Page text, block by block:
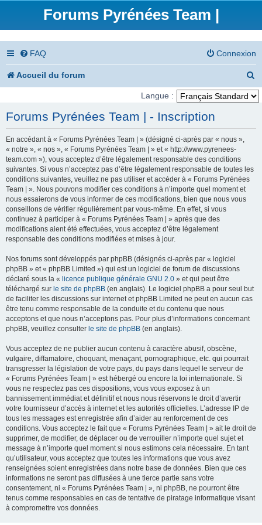
Forums Pyrénées Team |
FAQ Connexion
Accueil du forum
e
h
Langue :
Forums Pyrénées Team | - Inscription
En accédant à « Forums Pyrénées Team | » (désigné ci-après par « nous »,
« notre », « nos », « Forums Pyrénées Team | » et « http://www.pyrenees-
team.com »), vous acceptez d’être légalement responsable des conditions
suivantes. Si vous n’acceptez pas d’être légalement responsable de toutes les
conditions suivantes, veuillez ne pas utiliser et accéder à « Forums Pyrénées
Team | ». Nous pouvons modifier ces conditions à n’importe quel moment et
nous essaierons de vous informer de ces modifications, bien que nous vous
conseillons de vérifier régulièrement par vous-même. En effet, si vous
continuez à participer à « Forums Pyrénées Team | » après que des
modifications aient été effectuées, vous acceptez d’être légalement
responsable des conditions modifiées et mises à jour.
Nos forums sont développés par phpBB (désignés ci-après par « logiciel
phpBB » et « phpBB Limited ») qui est un logiciel de forum de discussions
déclaré sous la « licence publique générale GNU 2.0 » et qui peut être
téléchargé sur le site de phpBB (en anglais). Le logiciel phpBB a pour seul but
de faciliter les discussions sur internet et phpBB Limited ne peut en aucun cas
être tenu comme responsable de la conduite et du contenu que nous
acceptons et que nous n’acceptons pas. Pour plus d’informations concernant
phpBB, veuillez consulter le site de phpBB (en anglais).
Vous acceptez de ne publier aucun contenu à caractère abusif, obscène,
vulgaire, diffamatoire, choquant, menaçant, pornographique, etc. qui pourrait
transgresser la législation de votre pays, du pays dans lequel le serveur de
« Forums Pyrénées Team | » est hébergé ou encore la loi internationale. Si
vous ne respectez pas ces dispositions, vous vous exposez à un
bannissement immédiat et définitif et nous nous réservons le droit d’avertir
votre fournisseur d’accès à internet et les autorités officielles. L’adresse IP de
tous les messages est enregistrée afin d’aider au renforcement de ces
conditions. Vous acceptez le fait que « Forums Pyrénées Team | » ait le droit de
supprimer, de modifier, de déplacer ou de verrouiller n’importe quel sujet et
message à n’importe quel moment si nous estimons cela nécessaire. En tant
qu’utilisateur, vous acceptez que toutes les informations que vous avez
renseignées soient enregistrées dans notre base de données. Bien que ces
informations ne seront pas diffusées à une tierce partie sans votre
consentement, ni « Forums Pyrénées Team | », ni phpBB, ne pourront être
tenus comme responsables en cas de tentative de piratage informatique visant
à compromettre vos données.